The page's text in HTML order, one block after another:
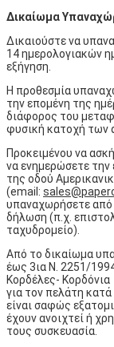
Δικαίωμα
Δικαιούστε να
14 ημερολογιακών
εξήγηση.
Η προθεσμία
την επομένη της
διάφορος του
φυσική κατοχή των
Προκειμένου να
να ενημερώσετε την
της οδού
(email:
υπαναχωρήσετε από
δήλωση (π.χ.
ταχυδρομείο).
Aπό το δικαίωμα
έως 3ια Ν. 2251/
Κορδέλες-
για τον πελάτη
είναι σαφώς
έχουν ανοιχτεί ή
τους συσκευασία.